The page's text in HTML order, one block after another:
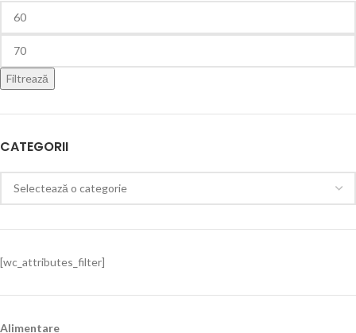
Filtrează
CATEGORII
[wc_attributes_filter]
Alimentare